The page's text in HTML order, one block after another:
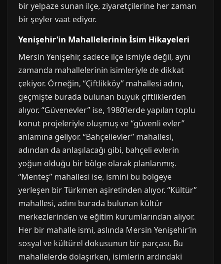
bir yelpaze sunan ilçe, ziyaretçilerine her zaman
bir şeyler vaat ediyor.
Yenişehir'in Mahallelerinin İsim Hikayeleri
Mersin Yenişehir, sadece ilçe ismiyle değil, aynı
zamanda mahallelerinin isimleriyle de dikkat
çekiyor. Örneğin, “Çiftlikköy” mahallesi adını,
geçmişte burada bulunan büyük çiftliklerden
alıyor. “Güvenevler” ise, 1980’lerde yapılan toplu
konut projeleriyle oluşmuş ve “güvenli evler”
anlamına geliyor. “Bahçelievler” mahallesi,
adından da anlaşılacağı gibi, bahçeli evlerin
yoğun olduğu bir bölge olarak planlanmış.
“Menteş” mahallesi ise, ismini bu bölgeye
yerleşen bir Türkmen aşiretinden alıyor. “Kültür”
mahallesi, adını burada bulunan kültür
merkezlerinden ve eğitim kurumlarından alıyor.
Her bir mahalle ismi, aslında Mersin Yenişehir’in
sosyal ve kültürel dokusunun bir parçası. Bu
mahallelerde dolaşırken, isimlerin ardındaki